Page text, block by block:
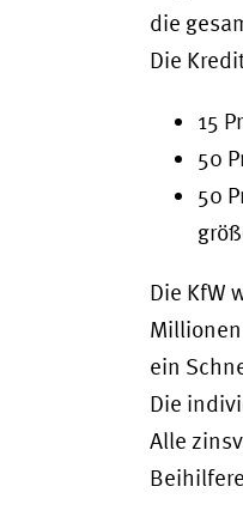
die
Die
15
50
50
Die KfW
ein
Die
Alle